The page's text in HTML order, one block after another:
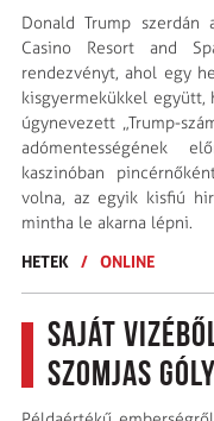
Donald Trump szerdán
Casino Resort and
rendezvényt, ahol egy
kisgyermekükkel
úgynevezett „Trump-
adómentességének
kaszinóban
volna, az egyik kisfiú
mintha le akarna lépni.
HETEK
/ ONLINE
Saját
szomjas